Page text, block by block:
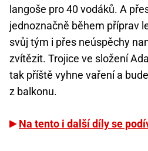
langoše pro 40 vodáků. A
jednoznačně během příprav
svůj tým i přes neúspěchy
zvítězit. Trojice ve složení
tak příště vyhne vaření a
z balkonu.
Na tento i další díly se